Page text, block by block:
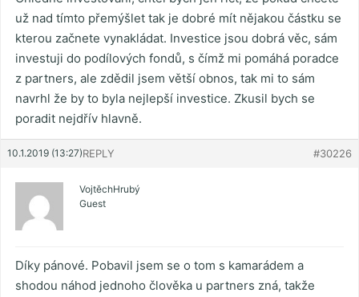
už nad tímto přemýšlet tak je dobré mít nějakou částku se
kterou začnete vynakládat. Investice jsou dobrá věc, sám
investuji do podílových fondů, s čímž mi pomáhá poradce
z partners, ale zdědil jsem větší obnos, tak mi to sám
navrhl že by to byla nejlepší investice. Zkusil bych se
poradit nejdřív hlavně.
10.1.2019 (13:27) #30226
REPLY
VojtěchHrubý
Guest
Díky pánové. Pobavil jsem se o tom s kamarádem a
shodou náhod jednoho člověka u partners zná, takže